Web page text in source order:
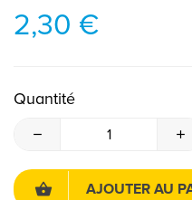
2,30 €
Quantité
AJOUTER AU